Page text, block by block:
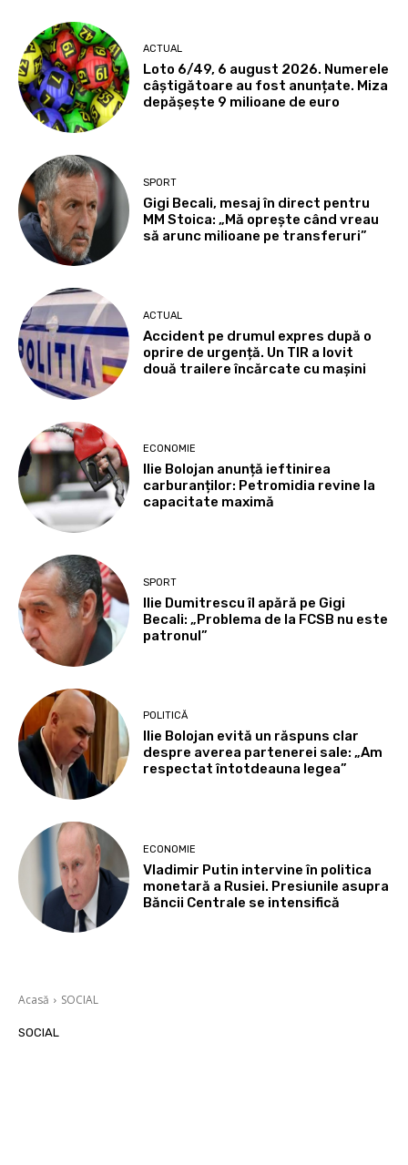
ACTUAL
Loto 6/49, 6 august 2026. Numerele
câștigătoare au fost anunțate. Miza
depășește 9 milioane de euro
SPORT
Gigi Becali, mesaj în direct pentru
MM Stoica: „Mă oprește când vreau
să arunc milioane pe transferuri”
ACTUAL
Accident pe drumul expres după o
oprire de urgență. Un TIR a lovit
două trailere încărcate cu mașini
ECONOMIE
Ilie Bolojan anunță ieftinirea
carburanților: Petromidia revine la
capacitate maximă
SPORT
Ilie Dumitrescu îl apără pe Gigi
Becali: „Problema de la FCSB nu este
patronul”
POLITICĂ
Ilie Bolojan evită un răspuns clar
despre averea partenerei sale: „Am
respectat întotdeauna legea”
ECONOMIE
Vladimir Putin intervine în politica
monetară a Rusiei. Presiunile asupra
Băncii Centrale se intensifică